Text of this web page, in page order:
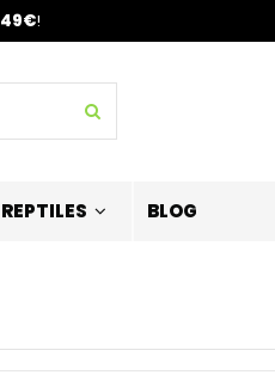
49€!
REPTILES BLOG